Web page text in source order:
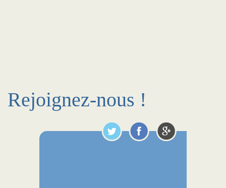
Rejoignez-nous !